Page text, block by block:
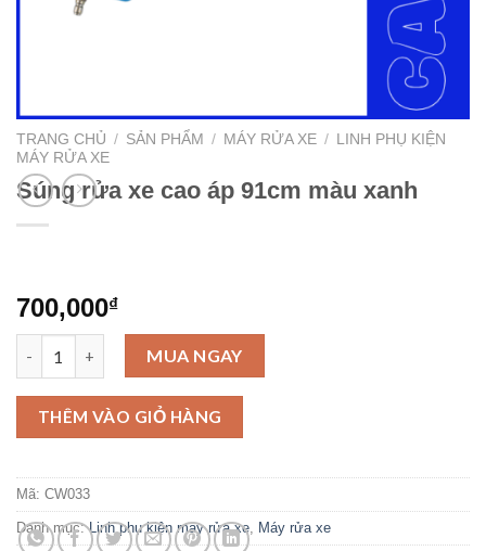
TRANG CHỦ / SẢN PHẨM / MÁY RỬA XE / LINH PHỤ KIỆN
MÁY RỬA XE
Súng rửa xe cao áp 91cm màu xanh
700,000₫
Súng rửa xe cao áp 91cm màu xanh số lượng
MUA NGAY
THÊM VÀO GIỎ HÀNG
Mã: CW033
Danh mục:Linh phụ kiện máy rửa xe Máy rửa xe